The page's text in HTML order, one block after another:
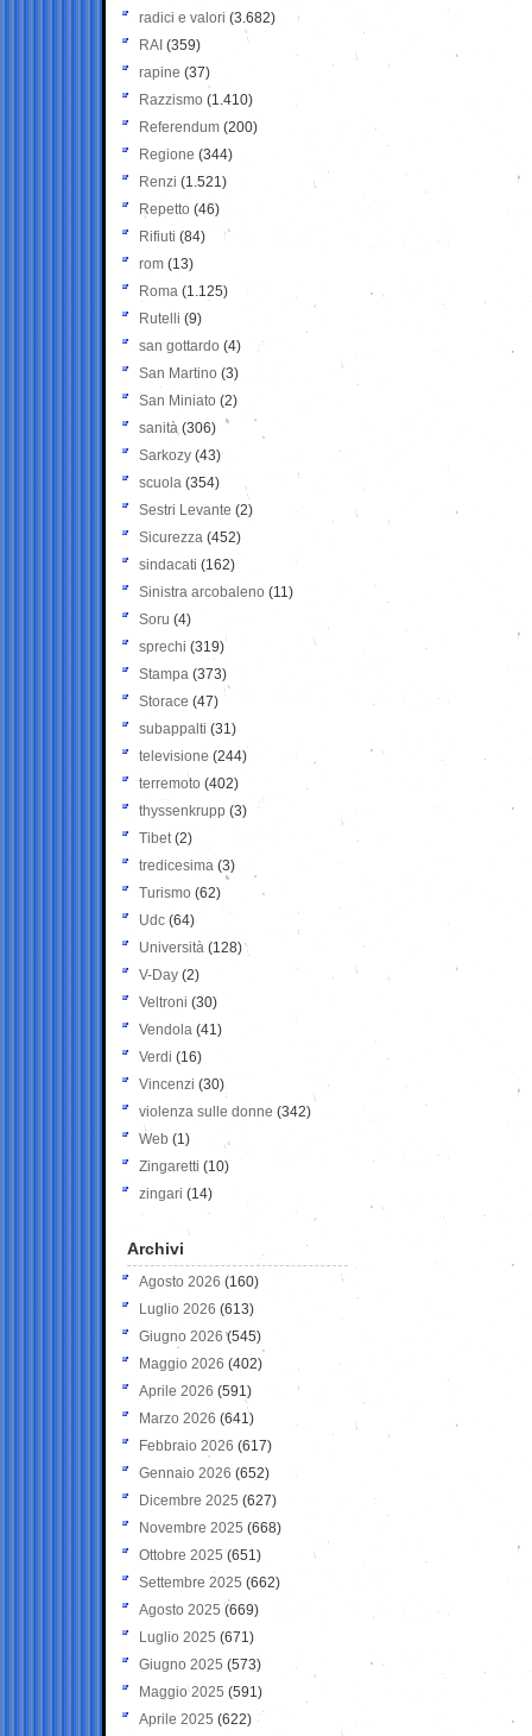
radici e valori (3.682)
RAI (359)
rapine (37)
Razzismo (1.410)
Referendum (200)
Regione (344)
Renzi (1.521)
Repetto (46)
Rifiuti (84)
rom (13)
Roma (1.125)
Rutelli (9)
san gottardo (4)
San Martino (3)
San Miniato (2)
sanità (306)
Sarkozy (43)
scuola (354)
Sestri Levante (2)
Sicurezza (452)
sindacati (162)
Sinistra arcobaleno (11)
Soru (4)
sprechi (319)
Stampa (373)
Storace (47)
subappalti (31)
televisione(244)
terremoto (402)
thyssenkrupp (3)
Tibet(2)
tredicesima (3)
Turismo (62)
Udc (64)
Università (128)
V-Day (2)
Veltroni (30)
Vendola (41)
Verdi (16)
Vincenzi (30)
violenza sulle donne (342)
Web (1)
Zingaretti (10)
zingari (14)
Archivi
Agosto 2026 (160)
Luglio 2026 (613)
Giugno 2026 (545)
Maggio 2026 (402)
Aprile 2026 (591)
Marzo 2026 (641)
Febbraio 2026 (617)
Gennaio 2026 (652)
Dicembre 2025 (627)
Novembre 2025 (668)
Ottobre 2025 (651)
Settembre 2025 (662)
Agosto 2025 (669)
Luglio 2025 (671)
Giugno 2025 (573)
Maggio 2025 (591)
Aprile 2025 (622)